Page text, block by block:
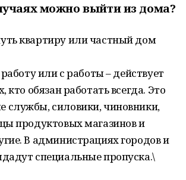
можно выйти из дома?
квартиру или частный дом
или с работы – действует
кто обязан работать всегда. Это
службы, силовики, чиновники,
продуктовых магазинов и
В администрациях городов и
специальные пропуска.\